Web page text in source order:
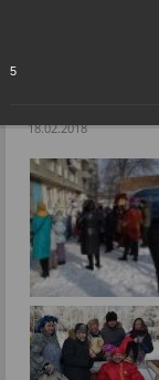
18.02.2018
5